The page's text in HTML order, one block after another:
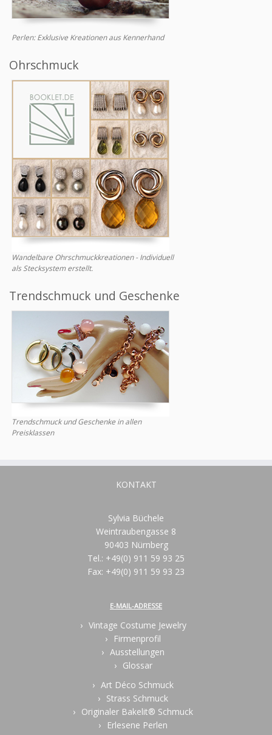
Perlen: Exklusive Kreationen aus Kennerhand
Ohrschmuck
Wandelbare Ohrschmuckkreationen - Individuell
als Stecksystem erstellt.
Trendschmuck und Geschenke
Trendschmuck und Geschenke in allen
Preisklassen
KONTAKT
Sylvia Büchele
Weintraubengasse 8
90403 Nürnberg
Tel.: +49(0) 911 59 93 25
Fax: +49(0) 911 59 93 23
E-MAIL-ADRESSE
Vintage Costume Jewelry
Firmenprofil
Ausstellungen
Glossar
Art Déco Schmuck
Strass Schmuck
Originaler Bakelit® Schmuck
Erlesene Perlen